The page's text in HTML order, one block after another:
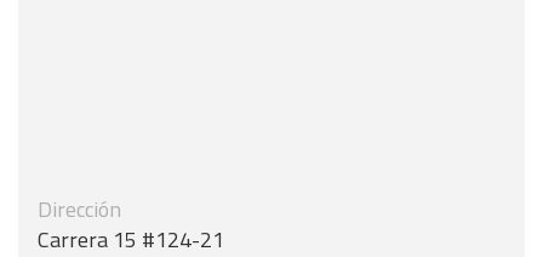
Dirección
Carrera 15 #124-21